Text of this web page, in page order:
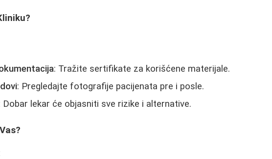
: Tražite sertifikate za korišćene materijale.
: Pregledajte fotografije pacijenata pre i posle.
Dobar lekar će objasniti sve rizike i alternative.